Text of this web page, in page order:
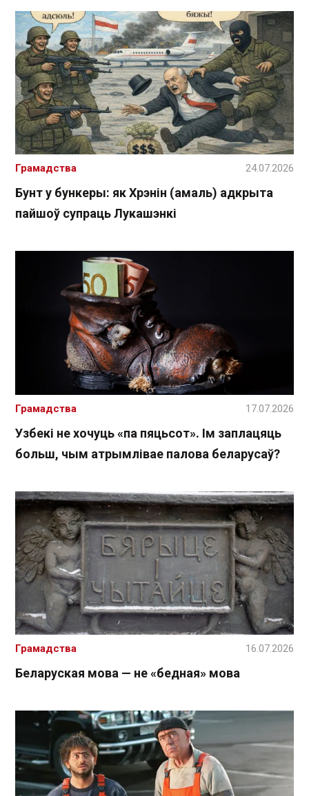
Бунт у бункеры: як Хрэнін (амаль) адкрыта
пайшоў супраць Лукашэнкі
Грамадства 24.07.2026
Узбекі не хочуць «па пяцьсот». Ім заплацяць
больш, чым атрымлівае палова беларусаў?
Грамадства 17.07.2026
Беларуская мова — не «бедная» мова
Грамадства 16.07.2026